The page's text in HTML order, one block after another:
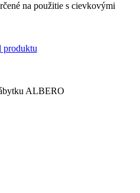
na použitie s cievkovými
produktu
ALBERO